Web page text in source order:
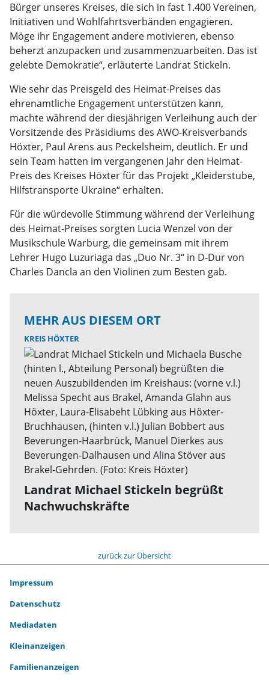
Bürger unseres Kreises, die sich in fast 1.400 Vereinen,
Initiativen und Wohlfahrtsverbänden engagieren.
Möge ihr Engagement andere motivieren, ebenso
beherzt anzupacken und zusammenzuarbeiten. Das ist
gelebte Demokratie“, erläuterte Landrat Stickeln.
Wie sehr das Preisgeld des Heimat-Preises das
ehrenamtliche Engagement unterstützen kann,
machte während der diesjährigen Verleihung auch der
Vorsitzende des Präsidiums des AWO-Kreisverbands
Höxter, Paul Arens aus Peckelsheim, deutlich. Er und
sein Team hatten im vergangenen Jahr den Heimat-
Preis des Kreises Höxter für das Projekt „Kleiderstube,
Hilfstransporte Ukraine“ erhalten.
Für die würdevolle Stimmung während der Verleihung
des Heimat-Preises sorgten Lucia Wenzel von der
Musikschule Warburg, die gemeinsam mit ihrem
Lehrer Hugo Luzuriaga das „Duo Nr. 3“ in D-Dur von
Charles Dancla an den Violinen zum Besten gab.
MEHR AUS DIESEM ORT
KREIS HÖXTER
Landrat Michael Stickeln begrüßt
Nachwuchskräfte
zurück zur Übersicht
Impressum
Datenschutz
Mediadaten
Kleinanzeigen
Familienanzeigen